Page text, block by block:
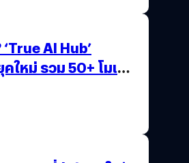
AI Hub’
หม่ รวม 50+ โมเดล